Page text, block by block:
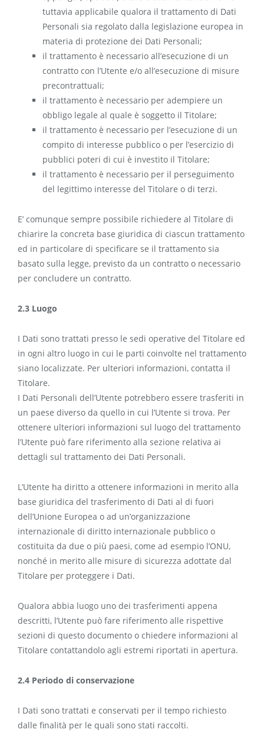
tuttavia applicabile qualora il trattamento di Dati
Personali sia regolato dalla legislazione europea in
materia di protezione dei Dati Personali;
il trattamento è necessario all’esecuzione di un
contratto con l’Utente e/o all’esecuzione di misure
precontrattuali;
il trattamento è necessario per adempiere un
obbligo legale al quale è soggetto il Titolare;
il trattamento è necessario per l’esecuzione di un
compito di interesse pubblico o per l’esercizio di
pubblici poteri di cui è investito il Titolare;
il trattamento è necessario per il perseguimento
del legittimo interesse del Titolare o di terzi.
E’ comunque sempre possibile richiedere al Titolare di
chiarire la concreta base giuridica di ciascun trattamento
ed in particolare di specificare se il trattamento sia
basato sulla legge, previsto da un contratto o necessario
per concludere un contratto.
2.3 Luogo
I Dati sono trattati presso le sedi operative del Titolare ed
in ogni altro luogo in cui le parti coinvolte nel trattamento
siano localizzate. Per ulteriori informazioni, contatta il
Titolare.
I Dati Personali dell’Utente potrebbero essere trasferiti in
un paese diverso da quello in cui l’Utente si trova. Per
ottenere ulteriori informazioni sul luogo del trattamento
l’Utente può fare riferimento alla sezione relativa ai
dettagli sul trattamento dei Dati Personali.
L’Utente ha diritto a ottenere informazioni in merito alla
base giuridica del trasferimento di Dati al di fuori
dell’Unione Europea o ad un’organizzazione
internazionale di diritto internazionale pubblico o
costituita da due o più paesi, come ad esempio l’ONU,
nonché in merito alle misure di sicurezza adottate dal
Titolare per proteggere i Dati.
Qualora abbia luogo uno dei trasferimenti appena
descritti, l’Utente può fare riferimento alle rispettive
sezioni di questo documento o chiedere informazioni al
Titolare contattandolo agli estremi riportati in apertura.
2.4 Periodo di conservazione
I Dati sono trattati e conservati per il tempo richiesto
dalle finalità per le quali sono stati raccolti.